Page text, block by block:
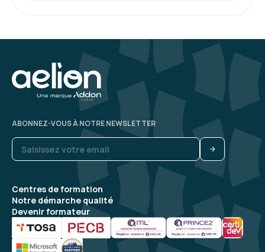
Très satisfaite de cette formation , avec un
formateur qui nous a mis en confiance
Formation : S'approprier le rôle de manager : outils et
méthodes
Le 03/07/2026
L'ambiance, l'esprit d'équipe, et la formatrice
ont été excellent.
Une formation dynamique avec beaucoup
d'échange, d'apprentissage
Centres de formation
Notre démarche qualité
Devenir formateur
ABONNEZ-VOUS À NOTRE NEWSLETTER